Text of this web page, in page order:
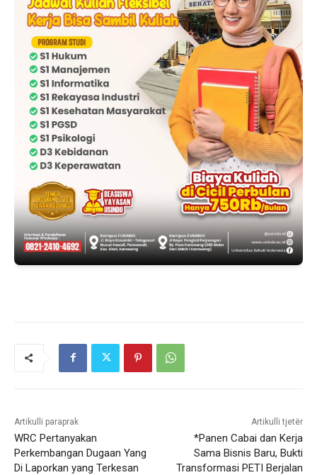
Artikulli paraprak
WRC Pertanyakan
Perkembangan Dugaan Yang
Di Laporkan yang Terkesan
Artikulli tjetër
*Panen Cabai dan Kerja
Sama Bisnis Baru, Bukti
Transformasi PETI Berjalan